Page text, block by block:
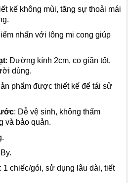
kế không mùi, tăng sự thoải mái
nhấn với lông mi cong giúp
: Đường kính 2cm, co giãn tốt,
dùng.
phẩm được thiết kế để tái sử
: Dễ vệ sinh, không thấm
và bảo quản.
: 1 chiếc/gói, sử dụng lâu dài, tiết